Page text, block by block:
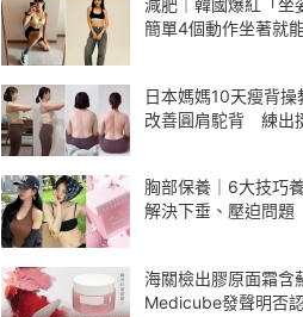
簡單4個動作坐著就
日本媽媽10天瘦背
改善圓肩駝背 練出
胸部保養｜6大技巧
解決下垂、壓迫問
海關檢出膠原面霜
Medicube發聲明否